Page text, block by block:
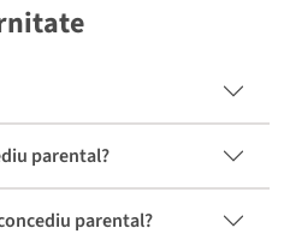
parental?
parental?